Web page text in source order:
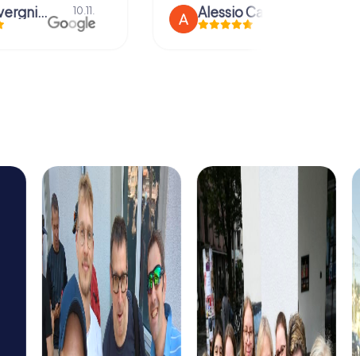
anna severgnini 10.11. Alessio Car